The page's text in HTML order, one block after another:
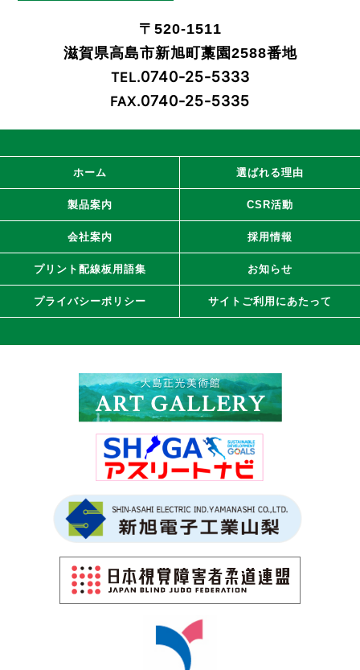
〒520-1511
滋賀県高島市新旭町藁園2588番地
TEL.0740-25-5333
FAX.0740-25-5335
ホーム 選ばれる理由
製品案内 CSR活動
会社案内 採用情報
プリント配線板用語集 お知らせ
プライバシーポリシー サイトご利用にあたって